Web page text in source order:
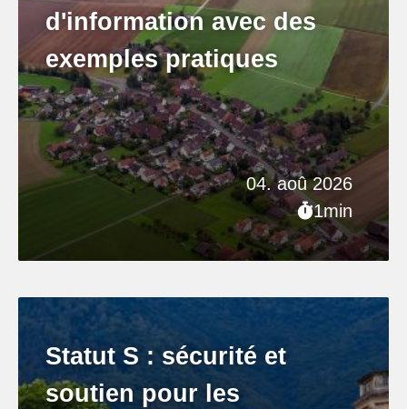
04. aoû 2026
1min
d'information avec des
exemples pratiques
Statut S : sécurité et
soutien pour les